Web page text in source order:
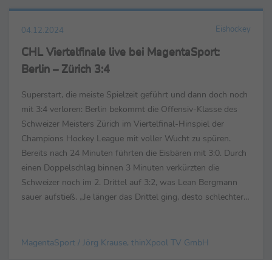
04.12.2024 Eishockey
CHL Viertelfinale live bei MagentaSport:
Berlin – Zürich 3:4
Superstart, die meiste Spielzeit geführt und dann doch noch
mit 3:4 verloren: Berlin bekommt die Offensiv-Klasse des
Schweizer Meisters Zürich im Viertelfinal-Hinspiel der
Champions Hockey League mit voller Wucht zu spüren.
Bereits nach 24 Minuten führten die Eisbären mit 3:0. Durch
einen Doppelschlag binnen 3 Minuten verkürzten die
Schweizer noch im 2. Drittel auf 3:2, was Lean Bergmann
sauer aufstieß. „Je länger das Drittel ging, desto schlechter
MagentaSport / Jörg Krause, thinXpool TV GmbH